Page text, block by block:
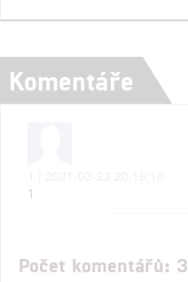
Komentáře
1
Počet komentářů: 3